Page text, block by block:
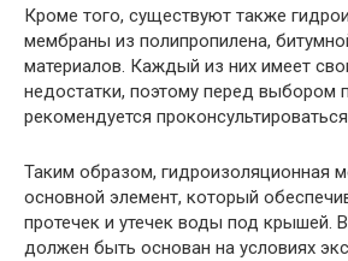
Кроме того, существуют также
мембраны из полипропилена,
материалов. Каждый из них имеет
недостатки, поэтому перед выбором
рекомендуется
Таким образом, гидроизоляционная
основной элемент, который
протечек и утечек воды под крышей.
должен быть основан на условиях